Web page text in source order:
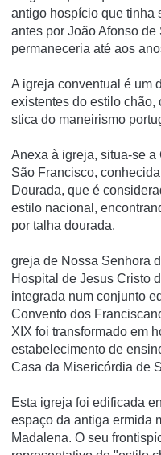
antigo hospí­cio que tinha
antes por João Afonso
permaneceria até aos
A igreja conventual é um
existentes do estilo
stica do maneirismo
Anexa à igreja, situa-se a
São Francisco,
Dourada, que é
estilo nacional,
por talha dourada.
greja de Nossa Senhora
Hospital de Jesus Cristo
integrada num conjunto
Convento dos
XIX foi transformado em
estabelecimento de
Casa da Misericórdia de
Esta igreja foi edificada
espaço da antiga ermida
Madalena. O seu